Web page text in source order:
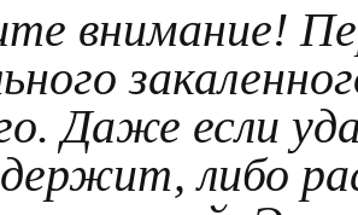
внимание!
Даже если
либо